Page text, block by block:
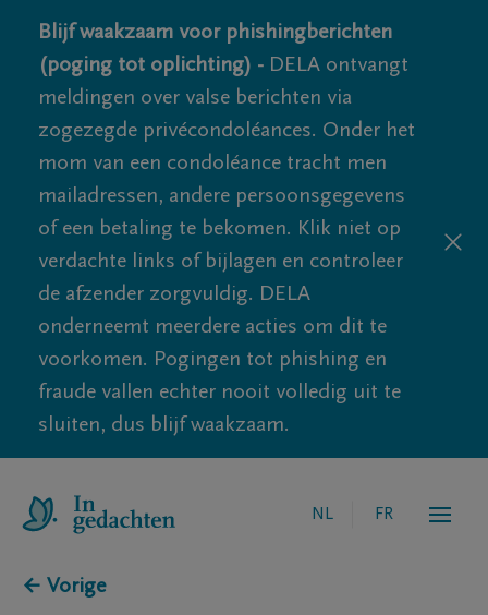
Blijf waakzaam voor phishingberichten
(poging tot oplichting) - DELA ontvangt
meldingen over valse berichten via
zogezegde privécondoléances. Onder het
mom van een condoléance tracht men
mailadressen, andere persoonsgegevens
of een betaling te bekomen. Klik niet op
verdachte links of bijlagen en controleer
de afzender zorgvuldig. DELA
onderneemt meerdere acties om dit te
voorkomen. Pogingen tot phishing en
fraude vallen echter nooit volledig uit te
sluiten, dus blijf waakzaam.
NL FR
← Vorige